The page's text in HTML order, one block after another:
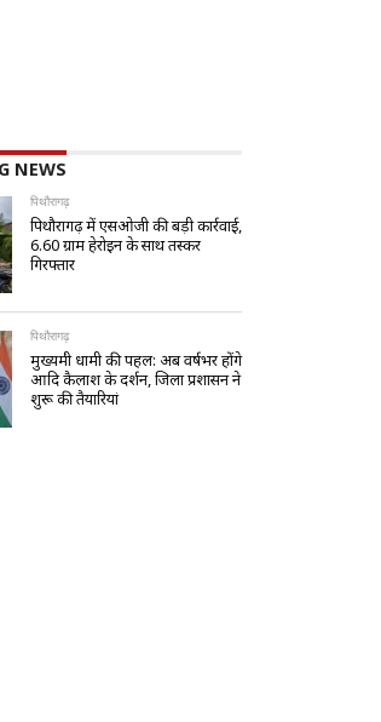
NEWS
पिथौरागढ़
पिथौरागढ़ में एसओजी की बड़ी कार्रवाई,
6.60 ग्राम हेरोइन के साथ तस्कर
गिरफ्तार
पिथौरागढ़
मुख्यमंत्री धामी की पहल: अब वर्षभर होंगे
आदि कैलाश के दर्शन, जिला प्रशासन ने
शुरू की तैयारियां